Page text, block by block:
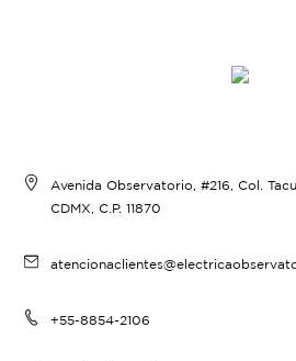
Avenida Observatorio, #216, Col.
CDMX, C.P. 11870
+55-8854-2106